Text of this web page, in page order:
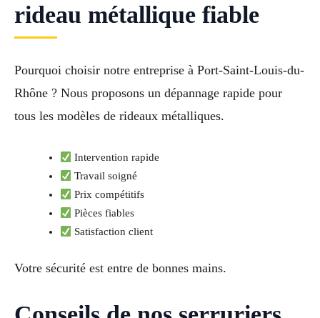
rideau métallique fiable
Pourquoi choisir notre entreprise à Port-Saint-Louis-du-
Rhône ? Nous proposons un dépannage rapide pour
tous les modèles de rideaux métalliques.
Intervention rapide
Travail soigné
Prix compétitifs
Pièces fiables
Satisfaction client
Votre sécurité est entre de bonnes mains.